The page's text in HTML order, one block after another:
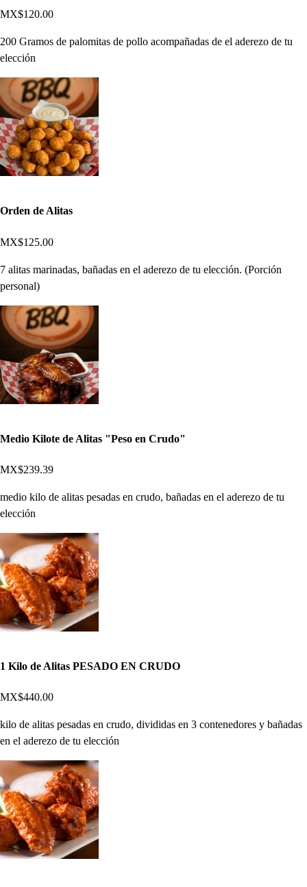
MX$120.00
200 Gramos de palomitas de pollo acompañadas de el aderezo de tu
elección
Orden de Alitas
MX$125.00
7 alitas marinadas, bañadas en el aderezo de tu elección. (Porción
personal)
Medio Kilote de Alitas "Peso en Crudo"
MX$239.39
medio kilo de alitas pesadas en crudo, bañadas en el aderezo de tu
elección
1 Kilo de Alitas PESADO EN CRUDO
MX$440.00
kilo de alitas pesadas en crudo, divididas en 3 contenedores y bañadas
en el aderezo de tu elección